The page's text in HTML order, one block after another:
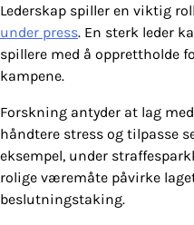
Lederskap spiller en viktig
under press. En sterk leder
spillere med å opprettholde
kampene.
Forskning antyder at lag
håndtere stress og tilpasse
eksempel, under
rolige væremåte påvirke
beslutningstaking.